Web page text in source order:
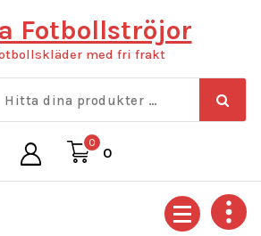
Fotbollströjor
med fri frakt
0
0